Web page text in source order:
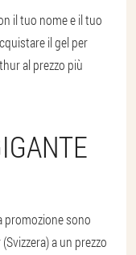
il tuo nome e il tuo
il gel per
al prezzo più
promozione sono
a un prezzo